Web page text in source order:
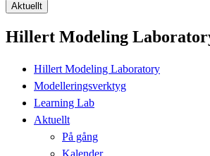
Aktuellt
Hillert Modeling
Hillert Modeling Laboratory
Modelleringsverktyg
Learning Lab
Aktuellt
På gång